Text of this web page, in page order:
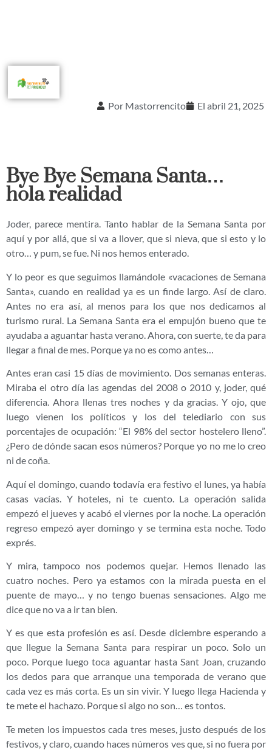
Por Mastorrencito El abril 21, 2025
Bye Bye Semana Santa…
hola realidad
Joder, parece mentira. Tanto hablar de la Semana Santa por
aquí y por allá, que si va a llover, que si nieva, que si esto y lo
otro… y pum, se fue. Ni nos hemos enterado.
Y lo peor es que seguimos llamándole «vacaciones de Semana
Santa», cuando en realidad ya es un finde largo. Así de claro.
Antes no era así, al menos para los que nos dedicamos al
turismo rural. La Semana Santa era el empujón bueno que te
ayudaba a aguantar hasta verano. Ahora, con suerte, te da para
llegar a final de mes. Porque ya no es como antes…
Antes eran casi 15 días de movimiento. Dos semanas enteras.
Miraba el otro día las agendas del 2008 o 2010 y, joder, qué
diferencia. Ahora llenas tres noches y da gracias. Y ojo, que
luego vienen los políticos y los del telediario con sus
porcentajes de ocupación: “El 98% del sector hostelero lleno”.
¿Pero de dónde sacan esos números? Porque yo no me lo creo
ni de coña.
Aquí el domingo, cuando todavía era festivo el lunes, ya había
casas vacías. Y hoteles, ni te cuento. La operación salida
empezó el jueves y acabó el viernes por la noche. La operación
regreso empezó ayer domingo y se termina esta noche. Todo
exprés.
Y mira, tampoco nos podemos quejar. Hemos llenado las
cuatro noches. Pero ya estamos con la mirada puesta en el
puente de mayo… y no tengo buenas sensaciones. Algo me
dice que no va a ir tan bien.
Y es que esta profesión es así. Desde diciembre esperando a
que llegue la Semana Santa para respirar un poco. Solo un
poco. Porque luego toca aguantar hasta Sant Joan, cruzando
los dedos para que arranque una temporada de verano que
cada vez es más corta. Es un sin vivir. Y luego llega Hacienda y
te mete el hachazo. Porque si algo no son… es tontos.
Te meten los impuestos cada tres meses, justo después de los
festivos, y claro, cuando haces números ves que, si no fuera por